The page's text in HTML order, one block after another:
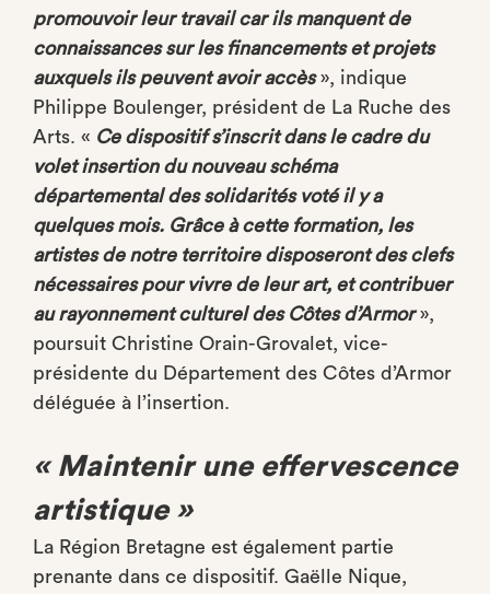
promouvoir leur travail car ils manquent de
connaissances sur les financements et projets
auxquels ils peuvent avoir accès », indique
Philippe Boulenger, président de La Ruche des
Arts. « Ce dispositif s’inscrit dans le cadre du
volet insertion du nouveau schéma
départemental des solidarités voté il y a
quelques mois. Grâce à cette formation, les
artistes de notre territoire disposeront des clefs
nécessaires pour vivre de leur art, et contribuer
au rayonnement culturel des Côtes d’Armor»,
poursuit Christine Orain-Grovalet, vice-
présidente du Département des Côtes d’Armor
déléguée à l’insertion.
« Maintenir une effervescence
artistique »
La Région Bretagne est également partie
prenante dans ce dispositif. Gaëlle Nique,